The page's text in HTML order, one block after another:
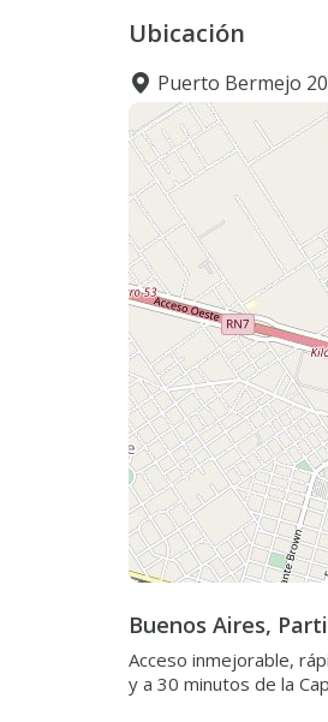
Ubicación
Puerto Bermejo
Buenos Aires,
Acceso inmejorable,